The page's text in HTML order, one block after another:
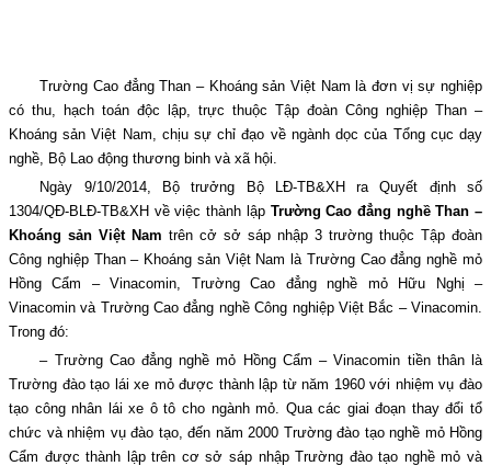
Trường Cao đẳng Than – Khoáng sản Việt Nam là đơn vị sự nghiệp
có thu, hạch toán độc lập, trực thuộc Tập đoàn Công nghiệp Than –
Khoáng sản Việt Nam, chịu sự chỉ đạo về ngành dọc của Tổng cục dạy
nghề, Bộ Lao động thương binh và xã hội.
Ngày 9/10/2014, Bộ trưởng Bộ LĐ-TB&XH ra Quyết định số
1304/QĐ-BLĐ-TB&XH về việc thành lập Trường Cao đẳng nghề Than –
Khoáng sản Việt Nam trên cở sở sáp nhập 3 trường thuộc Tập đoàn
Công nghiệp Than – Khoáng sản Việt Nam là Trường Cao đẳng nghề mỏ
Hồng Cẩm – Vinacomin, Trường Cao đẳng nghề mỏ Hữu Nghị –
Vinacomin và Trường Cao đẳng nghề Công nghiệp Việt Bắc – Vinacomin.
Trong đó:
– Trường Cao đẳng nghề mỏ Hồng Cẩm – Vinacomin tiền thân là
Trường đào tạo lái xe mỏ được thành lập từ năm 1960 với nhiệm vụ đào
tạo công nhân lái xe ô tô cho ngành mỏ. Qua các giai đoạn thay đổi tổ
chức và nhiệm vụ đào tạo, đến năm 2000 Trường đào tạo nghề mỏ Hồng
Cẩm được thành lập trên cơ sở sáp nhập Trường đào tạo nghề mỏ và